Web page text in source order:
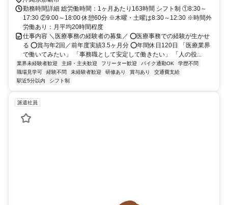
勤務時間詳細 総労働時間：1ヶ月あたり163時間 シフト制 ①8:30～
17:30 ②9:00～18:00 休憩60分 ※木曜・土曜は8:30～12:30 ※時間外
労働あり：月平均20時間程度
仕事内容 ＼医療事務の経験者の募集／ ⭕医療事務での経験が生かせ
る ⭕賞与年2回／前年度実績3.5ヶ月分 ⭕年間休日120日 「医療業界
で働いてみたい」 「事務職として安定して働きたい」 「人の役...
業界未経験者歓迎 主婦・主夫歓迎 フリーター歓迎 バイク通勤OK
学歴不問
職場見学可
経験不問 未経験者歓迎 研修あり 賞与あり
交通費支給
駅近5分以内
シフト制
派遣社員